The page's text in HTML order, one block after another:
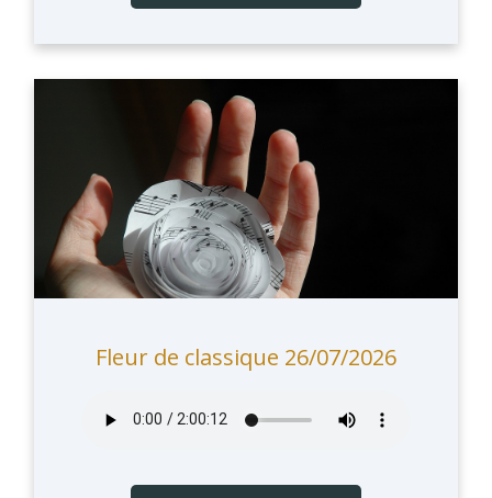
Fleur de classique 26/07/2026